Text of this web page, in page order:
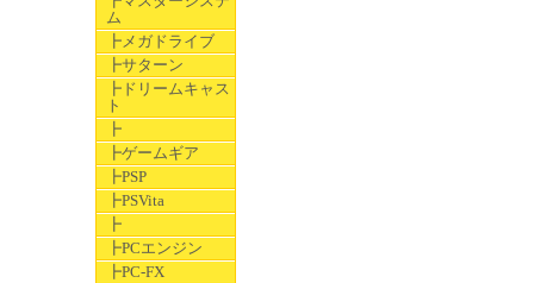
ム
┣メガドライブ
┣サターン
┣ドリームキャス
ト
┣
┣ゲームギア
┣PSP
┣PSVita
┣
┣PCエンジン
┣PC-FX